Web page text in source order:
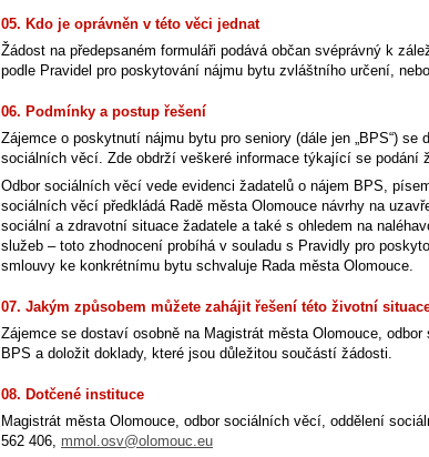
05. Kdo je oprávněn v této věci jednat
Žádost na předepsaném formuláři podává občan svéprávný k
podle Pravidel pro poskytování nájmu bytu zvláštního určení,
06. Podmínky a postup řešení
Zájemce o poskytnutí nájmu bytu pro seniory (dále jen „BPS“)
sociálních věcí. Zde obdrží veškeré informace týkající se podání
Odbor sociálních věcí vede evidenci žadatelů o nájem BPS,
sociálních věcí předkládá Radě města Olomouce návrhy na
sociální a zdravotní situace žadatele a také s ohledem na
služeb – toto zhodnocení probíhá v souladu s Pravidly pro
smlouvy ke konkrétnímu bytu schvaluje Rada města Olomouce.
07. Jakým způsobem můžete zahájit řešení této životní
Zájemce se dostaví osobně na Magistrát města Olomouce,
BPS a doložit doklady, které jsou důležitou součástí žádosti.
08. Dotčené instituce
Magistrát města Olomouce, odbor sociálních věcí, oddělení
562 406, mmol.osv@olomouc.eu